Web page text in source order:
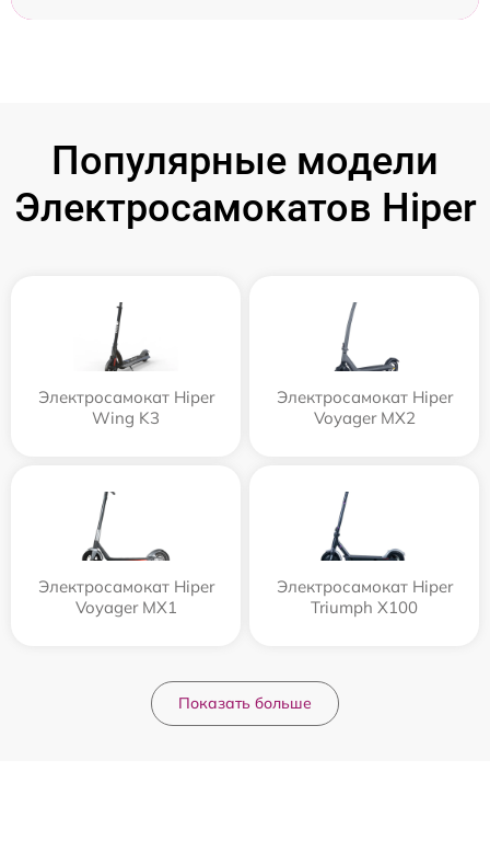
Популярные модели
Электросамокатов Hiper
Электросамокат Hiper
Wing K3
Электросамокат Hiper
Voyager MX2
Электросамокат Hiper
Voyager MX1
Электросамокат Hiper
Triumph X100
Показать больше